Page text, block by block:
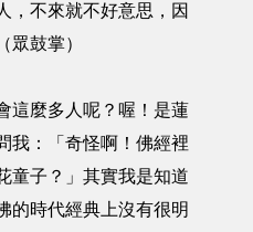
，不來就不好意思，因
眾鼓掌）
這麼多人呢？喔！是蓮
我：「奇怪啊！佛經裡
童子？」其實我是知道
的時代經典上沒有很明